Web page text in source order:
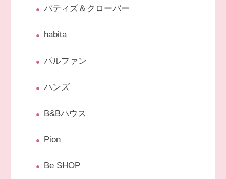
パティズ＆クローバー
habita
パルファン
ハンズ
B&Bハウス
Pion
Be SHOP